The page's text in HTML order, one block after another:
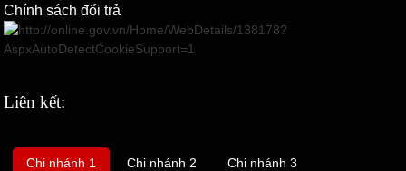
Chính sách đổi trả
Liên kết:
Chi nhánh 1 Chi nhánh 2 Chi nhánh 3